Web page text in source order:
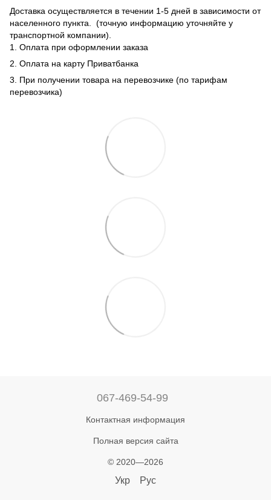
Доставка осуществляется в течении 1-5 дней в зависимости от
населенного пункта. (точную информацию уточняйте у
транспортной компании).
1. Оплата при оформлении заказа
2. Оплата на карту Приватбанка
3. При получении товара на перевозчике (по тарифам
перевозчика)
067-469-54-99
Контактная информация
Полная версия сайта
© 2020—2026
Укр Рус